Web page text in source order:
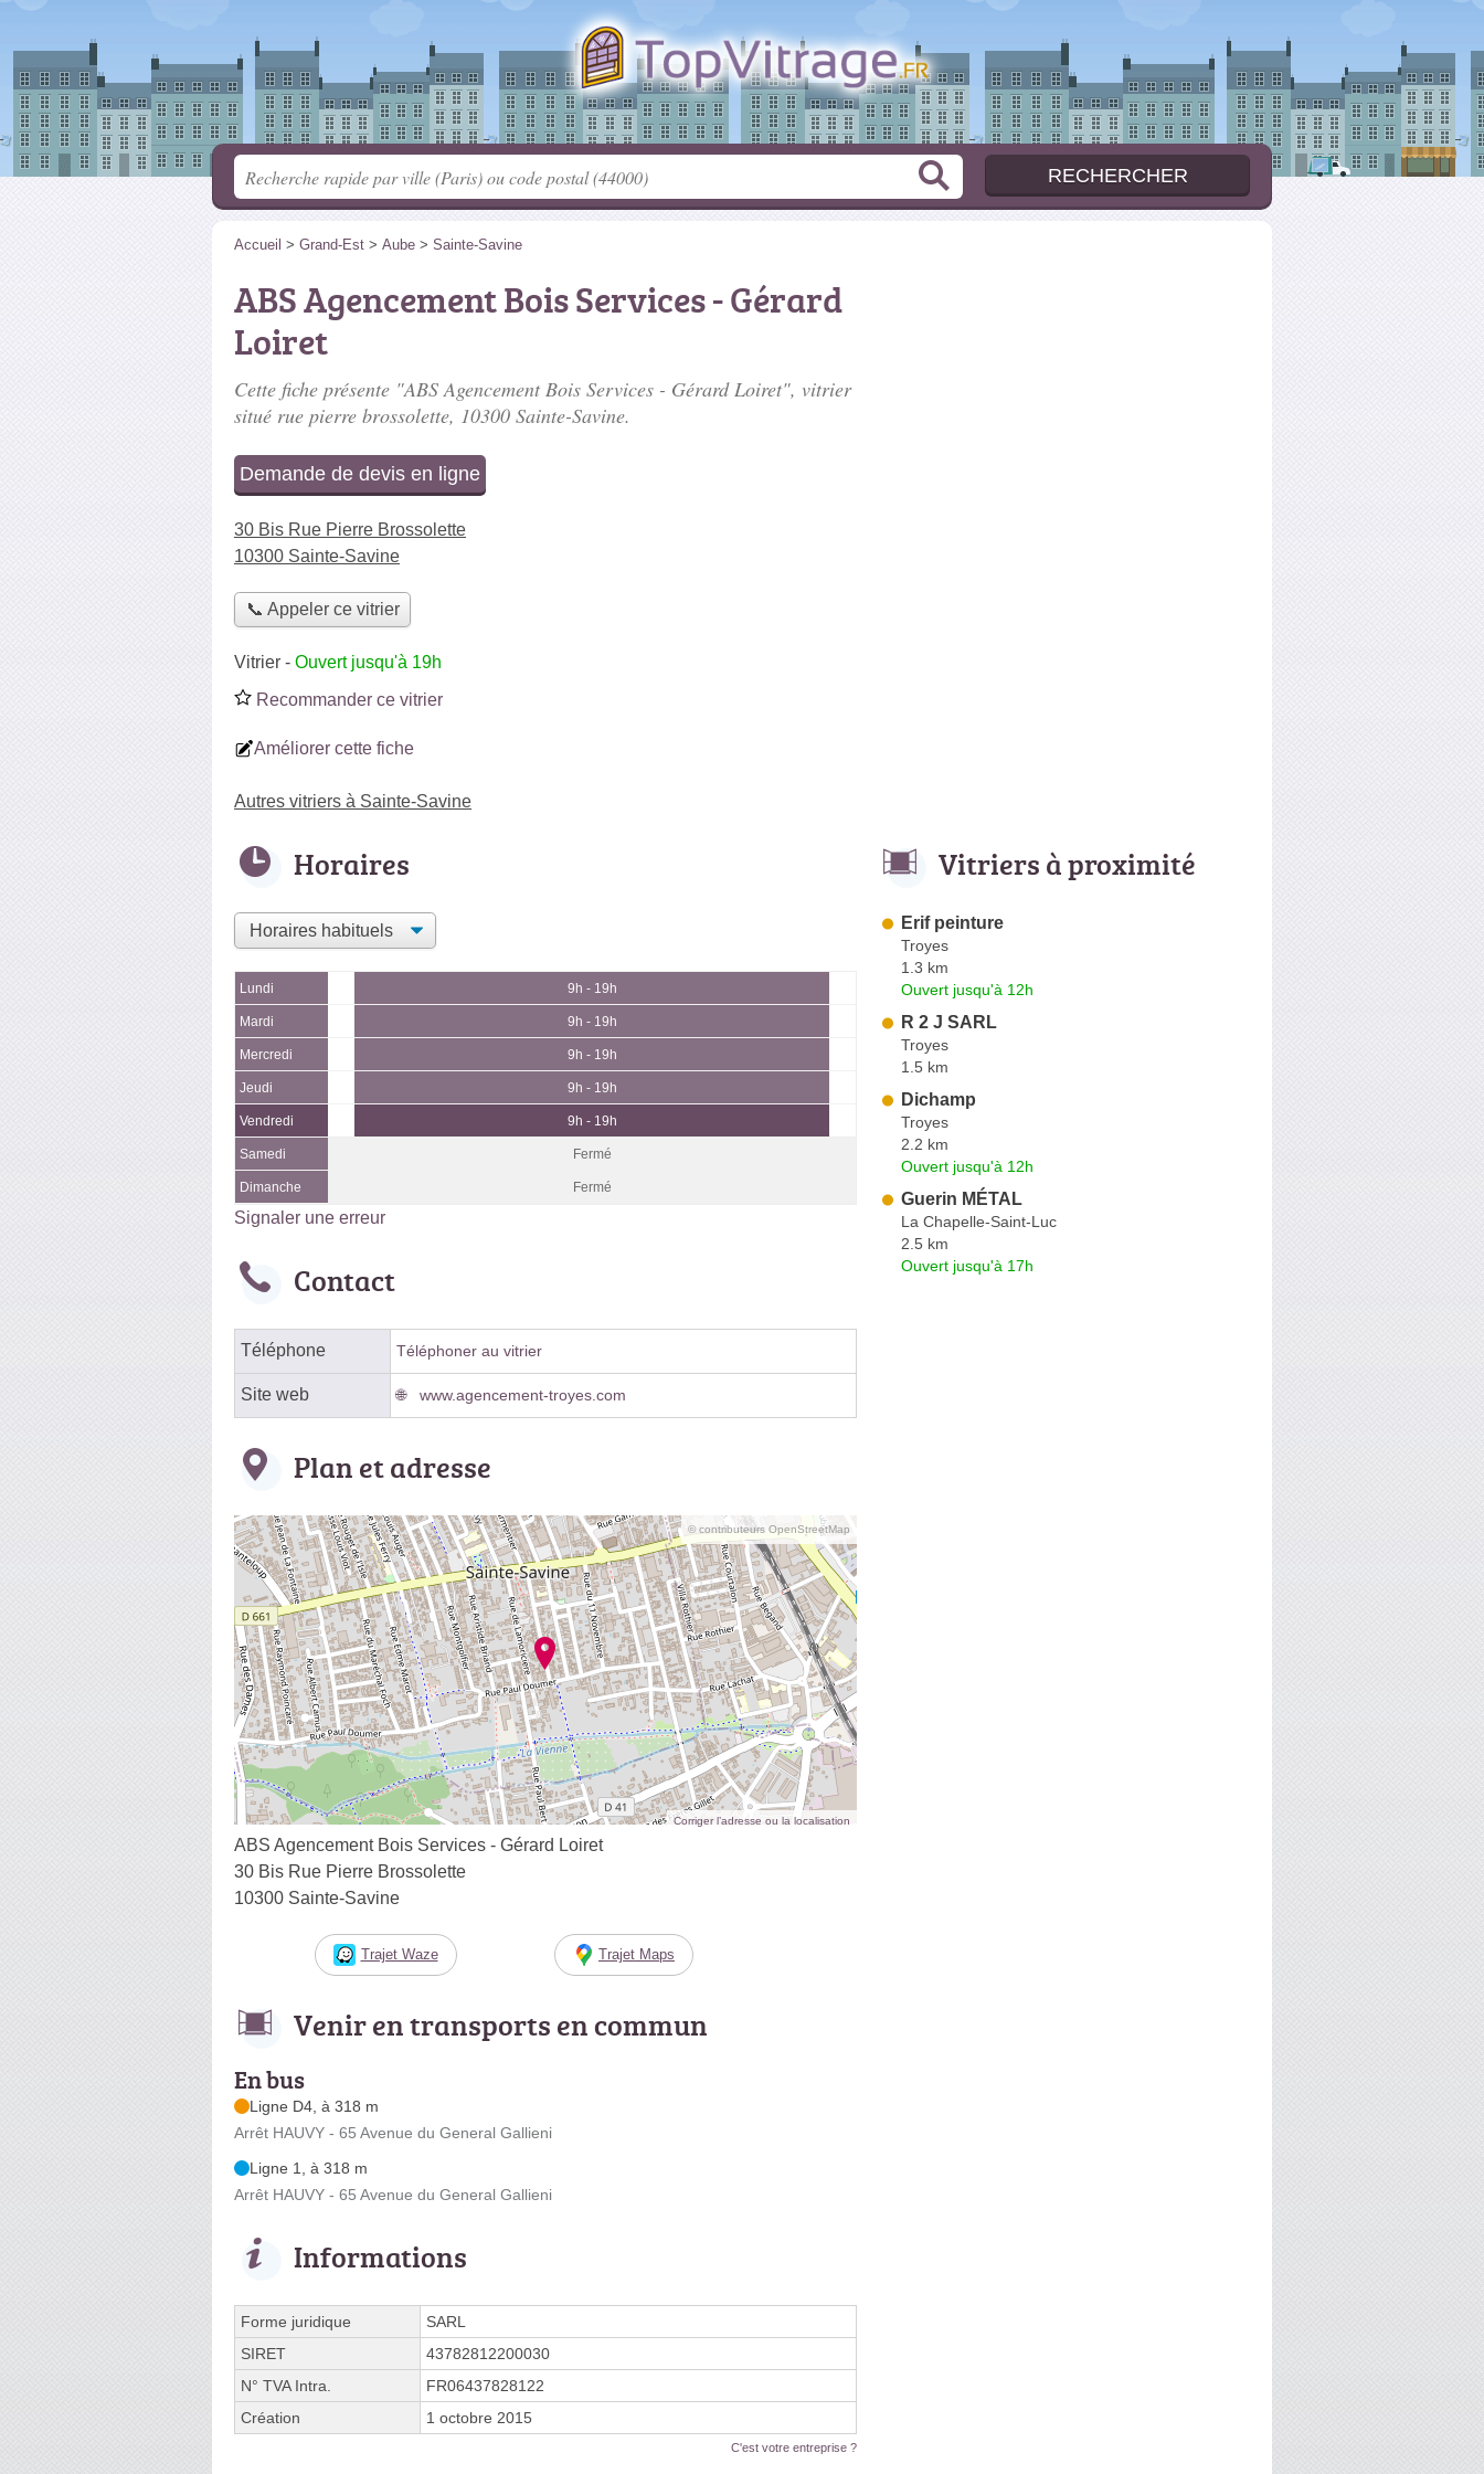
Accueil > Grand-Est > Aube > Sainte-Savine
ABS Agencement Bois Services - Gérard
Loiret
Cette fiche présente "ABS Agencement Bois Services - Gérard Loiret", vitrier
situé rue pierre brossolette, 10300 Sainte-Savine.
Demande de devis en ligne
30 Bis Rue Pierre Brossolette
10300 Sainte-Savine
📞 Appeler ce vitrier
Vitrier - Ouvert jusqu'à 19h
Recommander ce vitrier
Améliorer cette fiche
Autres vitriers à Sainte-Savine
Horaires
Lundi 9h - 19h
Mardi 9h - 19h
Mercredi 9h - 19h
Jeudi 9h - 19h
Vendredi 9h - 19h
Samedi Fermé
Dimanche Fermé
Signaler une erreur
Contact
Téléphone Téléphoner au vitrier
Site web www.agencement-troyes.com
Plan et adresse
© contributeurs OpenStreetMap
Corriger l’adresse ou la localisation
ABS Agencement Bois Services - Gérard Loiret
30 Bis Rue Pierre Brossolette
10300 Sainte-Savine
Trajet Waze Trajet Maps
Venir en transports en commun
En bus
Ligne D4, à 318 m
Arrêt HAUVY - 65 Avenue du General Gallieni
Ligne 1, à 318 m
Arrêt HAUVY - 65 Avenue du General Gallieni
Informations
Forme juridique
SARL
SIRET
43782812200030
N° TVA Intra.
FR06437828122
Création
1 octobre 2015
C'est votre entreprise ?
Vitriers à proximité
Erif peinture
Troyes
1.3 km
Ouvert jusqu'à 12h
R 2 J SARL
Troyes
1.5 km
Dichamp
Troyes
2.2 km
Ouvert jusqu'à 12h
Guerin MÉTAL
La Chapelle-Saint-Luc
2.5 km
Ouvert jusqu'à 17h